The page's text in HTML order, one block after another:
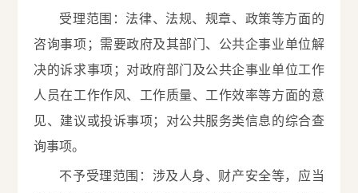
受理范围：法律、法规、规章、政策等方面的
咨询事项；需要政府及其部门、公共企事业单位解
决的诉求事项；对政府部门及公共企事业单位工作
人员在工作作风、工作质量、工作效率等方面的意
见、建议或投诉事项；对公共服务类信息的综合查
询事项。
不予受理范围：涉及人身、财产安全等，应当